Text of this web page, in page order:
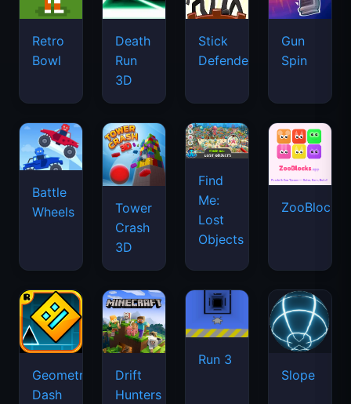
Retro
Bowl
Death
Run
3D
Stick
Defenders
Gun
Spin
Battle
Wheels
Tower
Crash
3D
Find
Me:
Lost
Objects
ZooBlocks
Geometry
Dash
Drift
Hunters
Run 3
Slope